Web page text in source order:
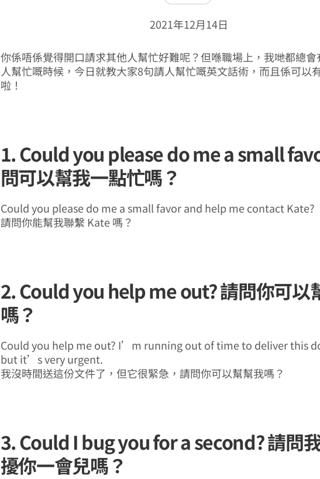
2021年12月14日
你係唔係覺得開口請求其他人幫忙好難呢？但喺職場上，我哋都總
人幫忙嘅時候，今日就教大家8句請人幫忙嘅英文話術，而且係可以
啦！
1. Could you please do me a small
問可以幫我一點忙嗎？
Could you please do me a small favor and help me contact Kate?
請問你能幫我聯繫 Kate 嗎？
2. Could you help me out? 請問你可以
嗎？
Could you help me out? I’m running out of time to deliver this
but it’s very urgent.
我沒時間送這份文件了，但它很緊急，請問你可以幫幫我嗎？
3. Could I bug you for a second? 請問
擾你一會兒嗎？